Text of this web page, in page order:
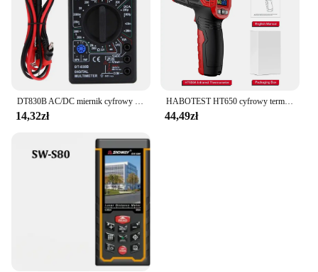
DT830B AC/DC miernik cyfrowy multimetr prądu LCD 750/1000V woltomierz amperomierz miernik rezystancji wysokie bezpieczeństwo ręczny miernik cyfrowy multimetr
14,32zł
HABOTEST HT650 cyfrowy termometr na podczerwień-50 ~ 380/550/800 laserowy bezdotykowy grill do pizzy silnik przemysłowy termometr na podczerwień pistolet
44,49zł